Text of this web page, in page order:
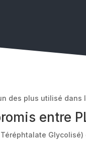
des plus utilisé
entre